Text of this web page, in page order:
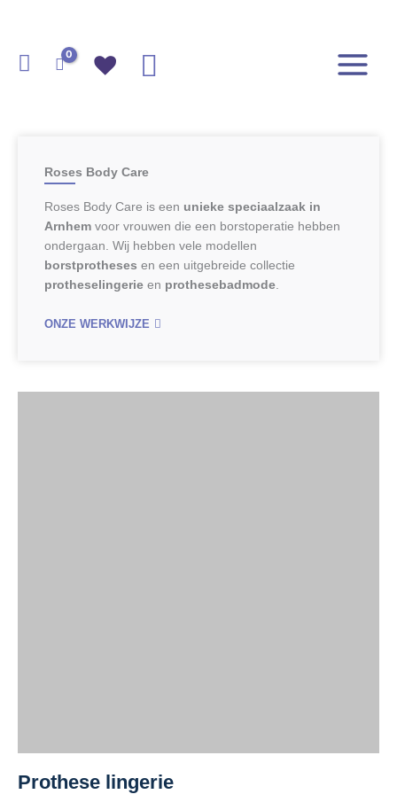
inhoud
Zoeken
Roses Body Care
Roses Body Care is een unieke speciaalzaak in
Arnhem voor vrouwen die een borstoperatie hebben
ondergaan. Wij hebben vele modellen
borstprotheses en een uitgebreide collectie
protheselingerie en prothesebadmode.
ONZE WERKWIJZE
Prothese lingerie